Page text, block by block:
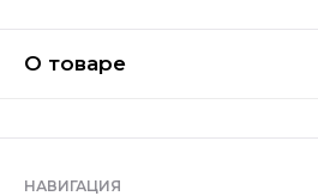
О товаре
НАВИГАЦИЯ